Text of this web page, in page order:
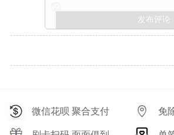
微信花呗 聚合支付 免